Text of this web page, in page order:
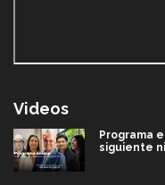
Videos
Programa
siguiente